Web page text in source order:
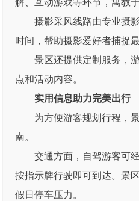
解、互动游戏等环节，寓教于
摄影采风线路由专业摄
时间，帮助摄影爱好者捕捉
景区还提供定制服务，
点和活动内容。
实用信息助力完美出行
为方便游客规划行程，
南。
交通方面，自驾游客可
按指示牌行驶即可到达。景
假日停车压力。